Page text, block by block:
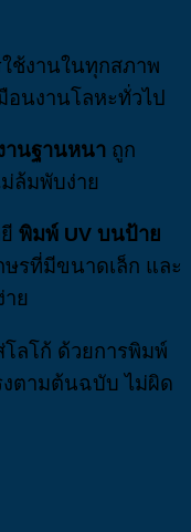
ช้งานในทุกสภาพ
อนงานโลหะทั่วไป
านฐานหนา ถูก
ล้มพับง่าย
พิมพ์ UV บนป้าย
รที่มีขนาดเล็ก และ
ย
โลโก้ ด้วยการพิมพ์
งตามต้นฉบับ ไม่ผิด